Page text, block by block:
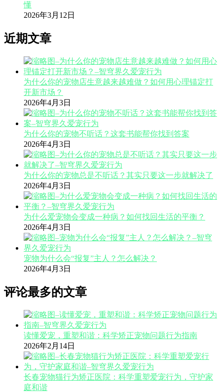
懂
2026年3月12日
近期文章
为什么你的宠物店生意越来越难做？如何用心理锚定打
开新市场？
2026年4月3日
为什么你的宠物不听话？这套书能帮你找到答案
2026年4月3日
为什么你的宠物总是不听话？其实只要这一步就解决了
2026年4月3日
为什么爱宠物会变成一种病？如何找回生活的平衡？
2026年4月3日
宠物为什么会“报复”主人？怎么解决？
2026年4月3日
评论最多的文章
读懂爱宠，重塑和谐：科学矫正宠物问题行为指南
2026年2月14日
长春宠物猫行为矫正医院：科学重塑爱宠行为，守护家
庭和谐